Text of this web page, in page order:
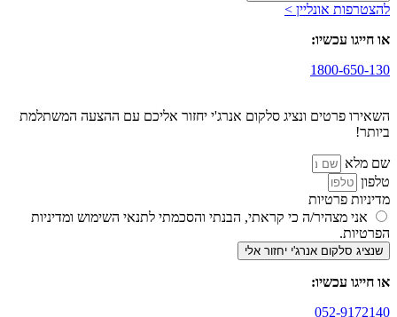
להצטרפות אונליין >
או חייגו עכשיו:
1800-650-130
השאירו פרטים ונציג סלקום אנרג'י יחזור אליכם עם ההצעה המשתלמת
ביותר!
שם מלא
טלפון
מדיניות פרטיות
אני מצהיר/ה כי קראתי, הבנתי והסכמתי לתנאי השימוש ומדיניות
הפרטיות.
שנציג סלקום אנרג'י יחזור אלי
או חייגו עכשיו:
052-9172140